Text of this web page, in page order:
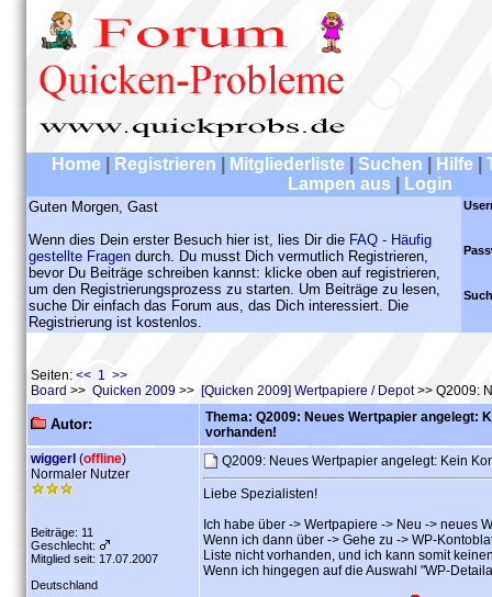
Home Registrieren Mitgliederliste Suchen Hilfe
Lampen aus
Login
Guten Morgen, Gast
Wenn dies Dein erster Besuch hier ist, lies Dir die FAQ - Häufig
gestellte Fragen durch. Du musst Dich vermutlich Registrieren,
bevor Du Beiträge schreiben kannst: klicke oben auf registrieren,
um den Registrierungsprozess zu starten. Um Beiträge zu lesen,
suche Dir einfach das Forum aus, das Dich interessiert. Die
Registrierung ist kostenlos.
Seiten: << 1 >>
Board >> Quicken 2009 >> [Quicken 2009] Wertpapiere / Depot>> Q2009:
Autor:
Thema: Q2009: Neues Wertpapier angelegt:
vorhanden!
wiggerl (offline)
Normaler Nutzer
Beiträge: 11
Geschlecht:
Mitglied seit: 17.07.2007
Deutschland
Q2009: Neues Wertpapier angelegt: Kein
Liebe Spezialisten!
Ich habe über -> Wertpapiere -> Neu -> neues
Wenn ich dann über -> Gehe zu -> WP-
Liste nicht vorhanden, und ich kann somit
Wenn ich hingegen auf die Auswahl "WP-